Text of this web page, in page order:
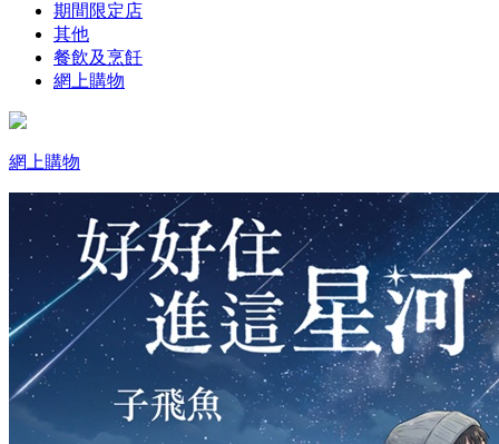
期間限定店
其他
餐飲及烹飪
網上購物
網上購物